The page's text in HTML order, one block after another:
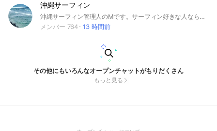
沖縄サーフィン
沖縄サーフィン管理人のMです。サーフィン好きな人なら誰でもウェルカム！沖縄本島の波情報を中心に、サーフィンに関する事なら何でもOKです。どんどん書き込みお願い致します！もちろん沖縄以外のサーフィン愛好家さんウェルカム！誹謗中傷はNG。商業目的もNG（管理人許可済みは🆗） ⚠️波情報はメジャーポイントのみの情報（動画など）の書き込みでお願いさします！ローカルポイントの情報は場所の特定が出来ない（写真や動画のみ投稿）記載なら🆗です。 ⚠️管理人の許可なく類似オープンチャットのURL貼り付け禁止 🔴メジャーポイント🔴 スーサイド/砂辺/眞栄田/石川浄水場 伊計島方面（伊計島方面は特定ポイント名は🆖） #サーフィン #オープンチャット #沖縄 #沖縄サーフィン #波乗り #海 #沖縄海 #沖縄旅行 #スーサイド #砂辺 #真栄田岬 #伊計島
メンバー 764
13 時間前
その他にもいろんなオープンチャットがもりだくさん
もっと見る